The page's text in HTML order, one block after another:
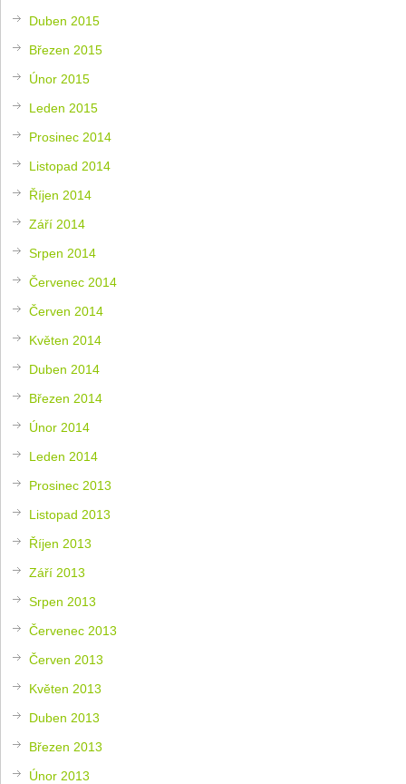
Duben 2015
Březen 2015
Únor 2015
Leden 2015
Prosinec 2014
Listopad 2014
Říjen 2014
Září 2014
Srpen 2014
Červenec 2014
Červen 2014
Květen 2014
Duben 2014
Březen 2014
Únor 2014
Leden 2014
Prosinec 2013
Listopad 2013
Říjen 2013
Září 2013
Srpen 2013
Červenec 2013
Červen 2013
Květen 2013
Duben 2013
Březen 2013
Únor 2013